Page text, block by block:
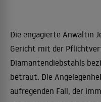
Die engagierte Anwältin
Gericht mit der
Diamantendiebstahls
betraut. Die
aufregenden Fall, der